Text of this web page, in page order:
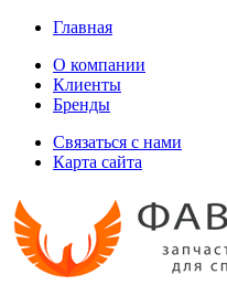
Главная
О компании
Клиенты
Бренды
Связаться с нами
Карта сайта